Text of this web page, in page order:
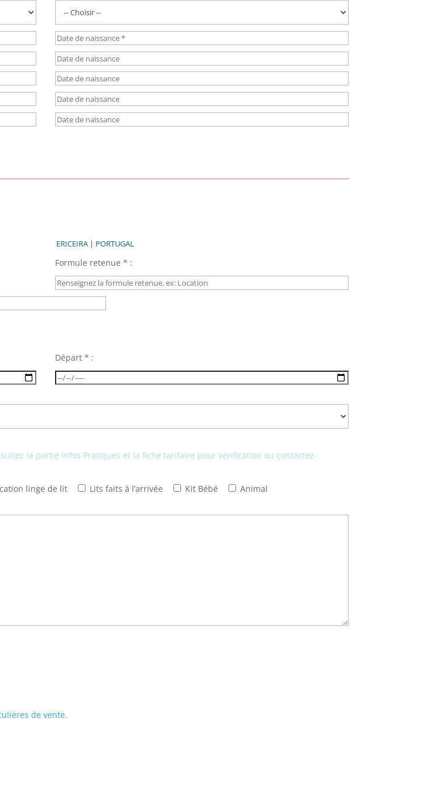
Formule retenue * :
Départ * :
la partie Infos Pratiques et la fiche tarifaire pour vérification ou contactez-
linge de lit Lits faits à l’arrivée Kit Bébé
Animal
de vente.